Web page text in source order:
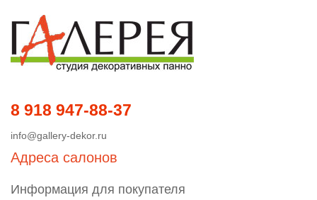
8 918 947-88-37
info@gallery-dekor.ru
Адреса салонов
Информация для покупателя